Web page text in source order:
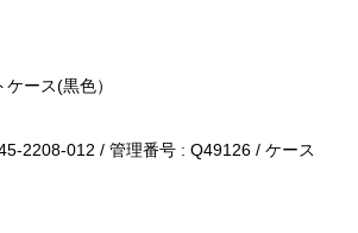
ース(黒色）
2208-012 / 管理番号 : Q49126 / ケース